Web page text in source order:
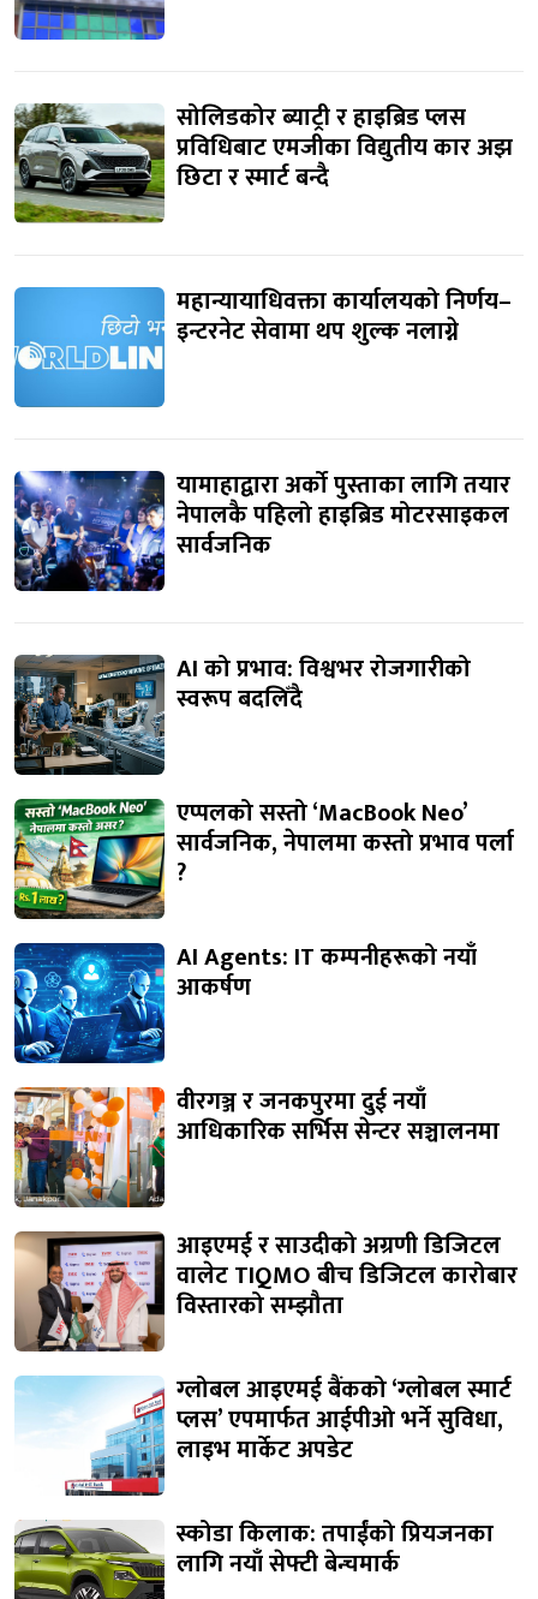
सोलिडकोर ब्याट्री र हाइब्रिड प्लस
प्रविधिबाट एमजीका विद्युतीय कार अझ
छिटा र स्मार्ट बन्दै
महान्यायाधिवक्ता कार्यालयको निर्णय–
इन्टरनेट सेवामा थप शुल्क नलाग्ने
यामाहाद्वारा अर्को पुस्ताका लागि तयार
नेपालकै पहिलो हाइब्रिड मोटरसाइकल
सार्वजनिक
AI को प्रभाव: विश्वभर रोजगारीको
स्वरूप बदलिँदै
एप्पलको सस्तो ‘MacBook Neo’
सार्वजनिक, नेपालमा कस्तो प्रभाव पर्ला
?
AI Agents: IT कम्पनीहरूको नयाँ
आकर्षण
वीरगञ्ज र जनकपुरमा दुई नयाँ
आधिकारिक सर्भिस सेन्टर सञ्चालनमा
आइएमई र साउदीको अग्रणी डिजिटल
वालेट TIQMO बीच डिजिटल कारोबार
विस्तारको सम्झौता
ग्लोबल आइएमई बैंकको ‘ग्लोबल स्मार्ट
प्लस’ एपमार्फत आईपीओ भर्ने सुविधा,
लाइभ मार्केट अपडेट
स्कोडा किलाक: तपाईंको प्रियजनका
लागि नयाँ सेफ्टी बेन्चमार्क